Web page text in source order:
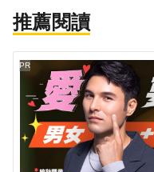
推薦閱讀
PR